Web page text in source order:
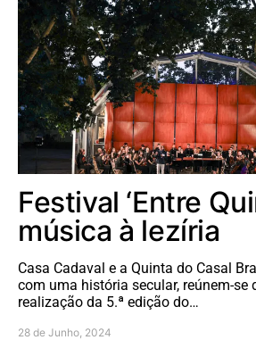
Festival ‘Entre
música à lezíria
Casa Cadaval e a Quinta do Casal
com uma história secular, reúnem-se
realização da 5.ª edição do…
28 de Junho, 2024